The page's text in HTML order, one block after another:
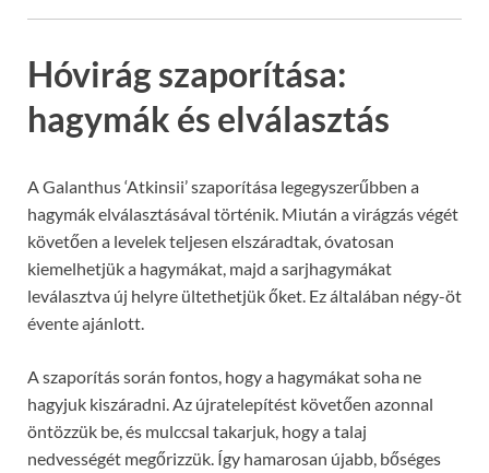
Hóvirág szaporítása:
hagymák és elválasztás
A Galanthus ‘Atkinsii’ szaporítása legegyszerűbben a
hagymák elválasztásával történik. Miután a virágzás végét
követően a levelek teljesen elszáradtak, óvatosan
kiemelhetjük a hagymákat, majd a sarjhagymákat
leválasztva új helyre ültethetjük őket. Ez általában négy-öt
évente ajánlott.
A szaporítás során fontos, hogy a hagymákat soha ne
hagyjuk kiszáradni. Az újratelepítést követően azonnal
öntözzük be, és mulccsal takarjuk, hogy a talaj
nedvességét megőrizzük. Így hamarosan újabb, bőséges